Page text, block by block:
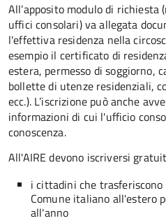
All’apposito modulo di
uffici consolari) va allegata
l'effettiva residenza nella
esempio il certificato di
estera, permesso di soggiorno,
bollette di utenze residenziali,
ecc.). L’iscrizione può anche
informazioni di cui l'ufficio
conoscenza.
All'AIRE devono iscriversi
i cittadini che
Comune italiano all'estero
all'anno